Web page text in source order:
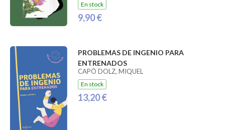
En stock
9,90 €
PROBLEMAS DE INGENIO PARA
ENTRENADOS
CAPÓ DOLZ, MIQUEL
En stock
13,20 €